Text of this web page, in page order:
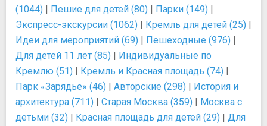
(1044) | Пешие для детей (80) | Парки (149) |
Экспресс-экскурсии (1062) | Кремль для детей (25) |
Идеи для мероприятий (69) | Пешеходные (976) |
Для детей 11 лет (85) | Индивидуальные по
Кремлю (51) | Кремль и Красная площадь (74) |
Парк «Зарядье» (46) | Авторские (298) | История и
архитектура (711) | Старая Москва (359) | Москва с
детьми (32) | Красная площадь для детей (29) | Для